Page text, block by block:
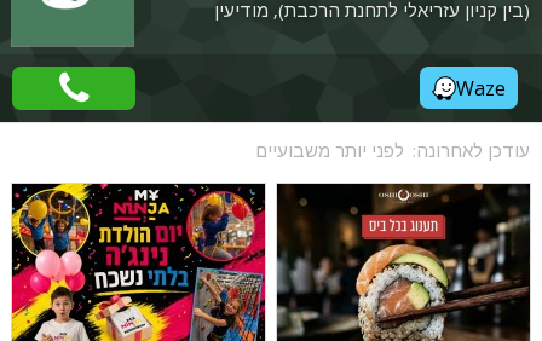
(בין קניון עזריאלי לתחנת הרכבת), מודיעין
Waze
עודכן לאחרונה: לפני יותר משבועיים